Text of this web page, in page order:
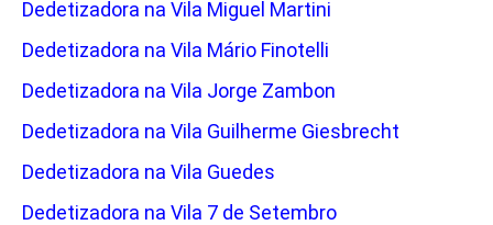
Dedetizadora na Vila Miguel Martini
Dedetizadora na Vila Mário Finotelli
Dedetizadora na Vila Jorge Zambon
Dedetizadora na Vila Guilherme Giesbrecht
Dedetizadora na Vila Guedes
Dedetizadora na Vila 7 de Setembro